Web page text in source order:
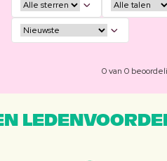
0 van 0